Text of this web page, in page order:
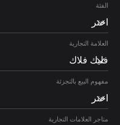
الفئة
اختر
العلامة التجارية
فليك فلاك
مفهوم البيع بالتجزئة
اختر
متاجر العلامات التجارية